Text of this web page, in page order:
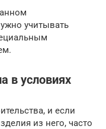
учитывать
в условиях
и если
из него, часто